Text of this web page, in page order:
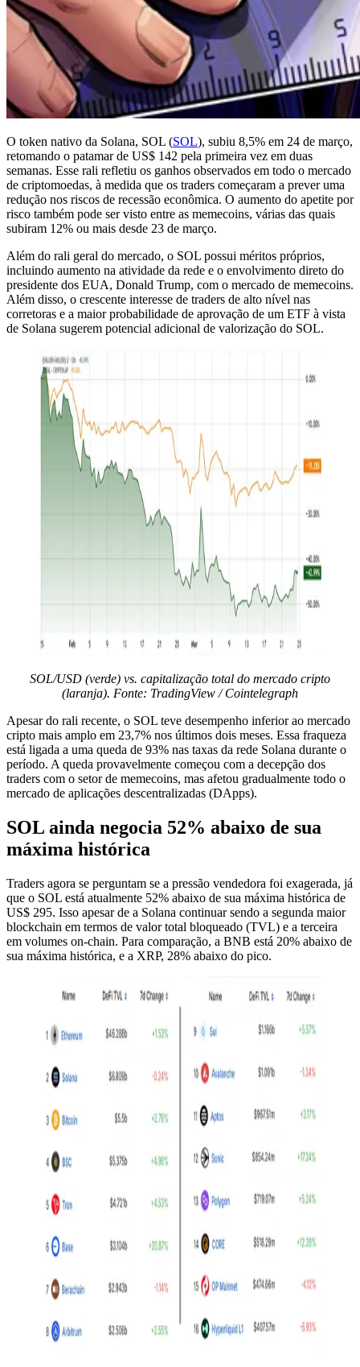
O token nativo da Solana, SOL (SOL), subiu 8,5% em 24 de março,
retomando o patamar de US$ 142 pela primeira vez em duas
semanas. Esse rali refletiu os ganhos observados em todo o mercado
de criptomoedas, à medida que os traders começaram a prever uma
redução nos riscos de recessão econômica. O aumento do apetite por
risco também pode ser visto entre as memecoins, várias das quais
subiram 12% ou mais desde 23 de março.
Além do rali geral do mercado, o SOL possui méritos próprios,
incluindo aumento na atividade da rede e o envolvimento direto do
presidente dos EUA, Donald Trump, com o mercado de memecoins.
Além disso, o crescente interesse de traders de alto nível nas
corretoras e a maior probabilidade de aprovação de um ETF à vista
de Solana sugerem potencial adicional de valorização do SOL.
SOL/USD (verde) vs. capitalização total do mercado cripto
(laranja). Fonte: TradingView / Cointelegraph
Apesar do rali recente, o SOL teve desempenho inferior ao mercado
cripto mais amplo em 23,7% nos últimos dois meses. Essa fraqueza
está ligada a uma queda de 93% nas taxas da rede Solana durante o
período. A queda provavelmente começou com a decepção dos
traders com o setor de memecoins, mas afetou gradualmente todo o
mercado de aplicações descentralizadas (DApps).
SOL ainda negocia 52% abaixo de sua
máxima histórica
Traders agora se perguntam se a pressão vendedora foi exagerada, já
que o SOL está atualmente 52% abaixo de sua máxima histórica de
US$ 295. Isso apesar de a Solana continuar sendo a segunda maior
blockchain em termos de valor total bloqueado (TVL) e a terceira
em volumes on-chain. Para comparação, a BNB está 20% abaixo de
sua máxima histórica, e a XRP, 28% abaixo do pico.